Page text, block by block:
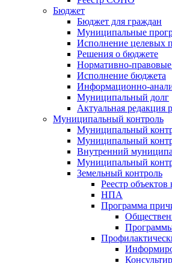
Бюджет
Бюджет для граждан
Муниципальные
Исполнение целевых
Решения о бюджете
Нормативно-
Исполнение бюджета
Информационно-
Муниципальный долг
Актуальная редакция
Муниципальный контроль
Муниципальный
Муниципальный
Внутренний
Муниципальный
Земельный контроль
Реестр объектов
НПА
Программа